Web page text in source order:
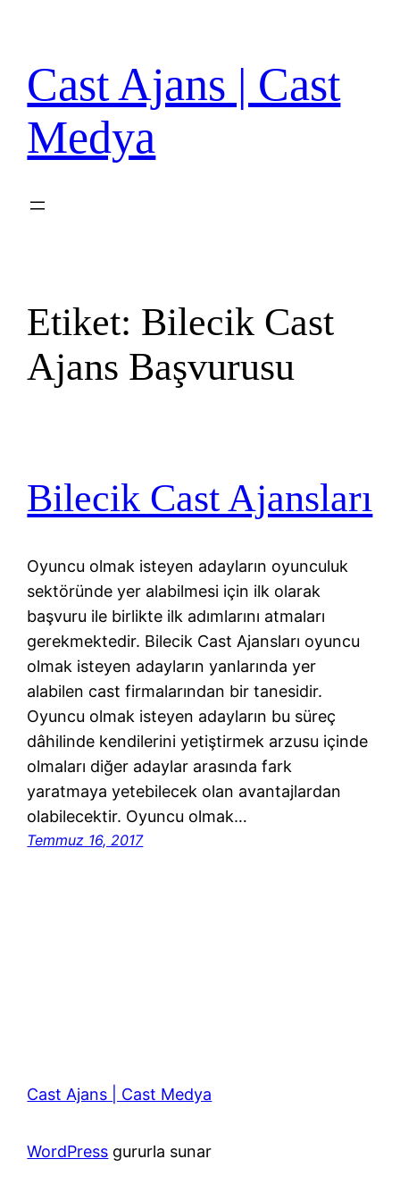
Cast Ajans | Cast
Medya
Etiket: Bilecik Cast
Ajans Başvurusu
Bilecik Cast Ajansları
Oyuncu olmak isteyen adayların oyunculuk
sektöründe yer alabilmesi için ilk olarak
başvuru ile birlikte ilk adımlarını atmaları
gerekmektedir. Bilecik Cast Ajansları oyuncu
olmak isteyen adayların yanlarında yer
alabilen cast firmalarından bir tanesidir.
Oyuncu olmak isteyen adayların bu süreç
dâhilinde kendilerini yetiştirmek arzusu içinde
olmaları diğer adaylar arasında fark
yaratmaya yetebilecek olan avantajlardan
olabilecektir. Oyuncu olmak…
Temmuz 16, 2017
Cast Ajans | Cast Medya
WordPress gururla sunar